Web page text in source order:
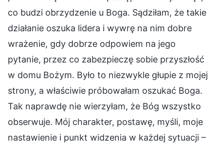
co budzi obrzydzenie u Boga. Sądziłam, że takie
działanie oszuka lidera i wywrę na nim dobre
wrażenie, gdy dobrze odpowiem na jego
pytanie, przez co zabezpieczę sobie przyszłość
w domu Bożym. Było to niezwykle głupie z mojej
strony, a właściwie próbowałam oszukać Boga.
Tak naprawdę nie wierzyłam, że Bóg wszystko
obserwuje. Mój charakter, postawę, myśli, moje
nastawienie i punkt widzenia w każdej sytuacji –